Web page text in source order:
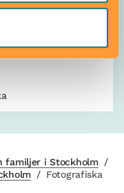
familjer i Stockholm /
/ Fotografiska